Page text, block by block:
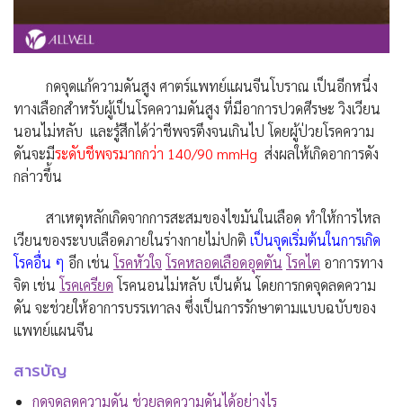
กดจุดแก้ความดันสูง ศาตร์แพทย์แผนจีนโบราณ เป็นอีกหนึ่ง
ทางเลือกสำหรับผู้เป็นโรคความดันสูง ที่มีอาการปวดศีรษะ วิงเวียน
นอนไม่หลับ และรู้สึกได้ว่าชีพจรตึงจนเกินไป โดยผู้ป่วยโรคความ
ดันจะมีระดับชีพจรมากกว่า 140/90 mmHg ส่งผลให้เกิดอาการดัง
กล่าวขึ้น
สาเหตุหลักเกิดจากการสะสมของไขมันในเลือด ทำให้การไหล
เวียนของระบบเลือดภายในร่างกายไม่ปกติ เป็นจุดเริ่มต้นในการเกิด
โรคอื่น ๆ อีก เช่น โรคหัวใจ โรคหลอดเลือดอุดตัน โรคไต อาการทาง
จิต เช่น โรคเครียด โรคนอนไม่หลับ เป็นต้น โดยการกดจุดลดความ
ดัน จะช่วยให้อาการบรรเทาลง ซึ่งเป็นการรักษาตามแบบฉบับของ
แพทย์แผนจีน
สารบัญ
กดจุดลดความดัน ช่วยลดความดันได้อย่างไร